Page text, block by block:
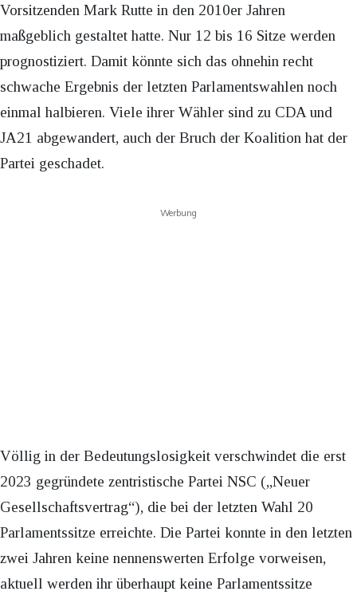
Vorsitzenden Mark Rutte in den 2010er Jahren
maßgeblich gestaltet hatte. Nur 12 bis 16 Sitze werden
prognostiziert. Damit könnte sich das ohnehin recht
schwache Ergebnis der letzten Parlamentswahlen noch
einmal halbieren. Viele ihrer Wähler sind zu CDA und
JA21 abgewandert, auch der Bruch der Koalition hat der
Partei geschadet.
Werbung
Völlig in der Bedeutungslosigkeit verschwindet die erst
2023 gegründete zentristische Partei NSC („Neuer
Gesellschaftsvertrag“), die bei der letzten Wahl 20
Parlamentssitze erreichte. Die Partei konnte in den letzten
zwei Jahren keine nennenswerten Erfolge vorweisen,
aktuell werden ihr überhaupt keine Parlamentssitze